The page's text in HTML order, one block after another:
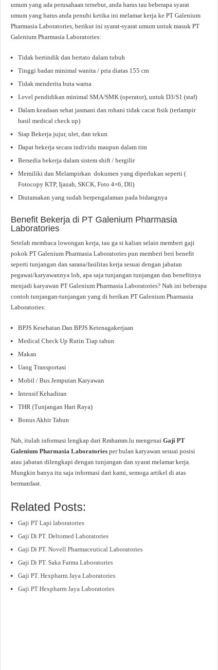
umum yang ada perusahaan tersebut, anda harus tau beberapa syarat
umum yang harus anda penuhi ketika ini melamar kerja ke PT Galenium
Pharmasia Laboratories, berikut ini syarat-syarat umum untuk masuk PT
Galenium Pharmasia Laboratories:
Tidak bertindik dan bertato dalam tubuh
Tinggi badan minimal wanita / pria diatas 155 cm
Tidak menderita buta warna
Level pendidikan minimal SMA/SMK (operator), untuk D3/S1 (staf)
Dalam keadaan sehat jasmani dan rohani tidak cacat fisik (terlampir
hasil medical check up)
Siap Bekerja jujur, ulet, dan tekun
Dapat bekerja secara individu maupun dalam tim
Bersedia bekerja dalam sistem shift / bergilir
Memiliki dan Melampirkan dokumen yang diperlukan seperti (
Fotocopy KTP, Ijazah, SKCK, Foto 4×6, Dll)
Diutamakan yang sudah berpengalaman pada bidangnya
Benefit Bekerja di PT Galenium Pharmasia
Laboratories
Setelah membaca lowongan kerja, tau ga si kalian selain memberi gaji
pokok PT Galenium Pharmasia Laboratories pun memberi beri benefit
seperti tunjangan dan sarana/fasilitas kerja sesuai dengan jabatan
pegawai/karyawannya loh, apa saja tunjangan tunjangan dan benefitnya
menjadi karyawan PT Galenium Pharmasia Laboratories? Nah ini beberapa
contoh tunjangan-tunjangan yang di berikan PT Galenium Pharmasia
Laboratories:
BPJS Kesehatan Dan BPJS Ketenagakerjaan
Medical Check Up Rutin Tiap tahun
Makan
Uang Transportasi
Mobil / Bus Jemputan Karyawan
Intensif Kehadiran
THR (Tunjangan Hari Raya)
Bonus Akhir Tahun
Nah, itulah informasi lengkap dari Rmhamm.lu mengenaiGaji PT
Galenium Pharmasia Laboratoriesper bulan karyawan sesuai posisi
atau jabatan dilengkapi dengan tunjangan dan syarat melamar kerja.
Mungkin hanya itu saja informasi dari kami, semoga artikel di atas
bermanfaat.
Related Posts:
Gaji PT Lapi laboratories
Gaji Di PT. Deltomed Laboratories
Gaji Di PT. Novell Pharmaceutical Laboratories
Gaji Di PT. Saka Farma Laboratories
Gaji PT. Hexpharm Jaya Laboratories
Gaji PT Hexpharm Jaya Laboratories